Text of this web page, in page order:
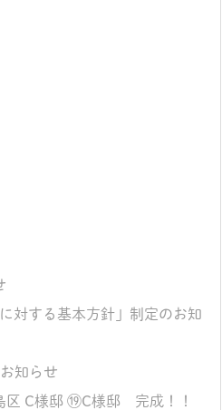
対する基本方針」制定のお知
知らせ
区 C様邸 ⑲C様邸 完成！！